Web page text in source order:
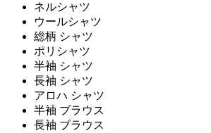
ネルシャツ
ウールシャツ
総柄 シャツ
ポリシャツ
半袖 シャツ
長袖 シャツ
アロハ シャツ
半袖 ブラウス
長袖 ブラウス